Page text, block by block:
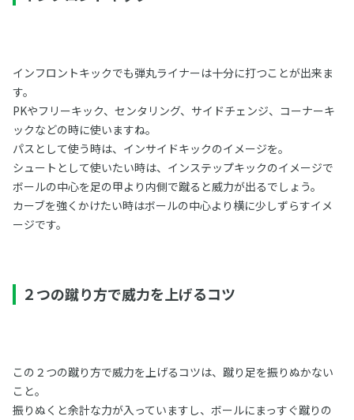
インフロントキックでも弾丸ライナーは十分に打つことが出来ま
す。
PKやフリーキック、センタリング、サイドチェンジ、コーナーキ
ックなどの時に使いますね。
パスとして使う時は、インサイドキックのイメージを。
シュートとして使いたい時は、インステップキックのイメージで
ボールの中心を足の甲より内側で蹴ると威力が出るでしょう。
カーブを強くかけたい時はボールの中心より横に少しずらすイメ
ージです。
２つの蹴り方で威力を上げるコツ
この２つの蹴り方で威力を上げるコツは、蹴り足を振りぬかない
こと。
振りぬくと余計な力が入っていますし、ボールにまっすぐ蹴りの